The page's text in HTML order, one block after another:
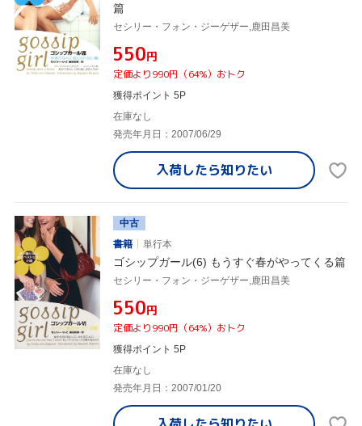
篇
セシリー・フォン・ジーゲザー,鹿田昌美
¥550円
定価より990円（64%）おトク
獲得ポイント 5P
在庫なし
発売年月日：2007/06/29
入荷したら知りたい
中古
書籍
単行本
ゴシップガール(6) もうすぐ春がやってくる篇
セシリー・フォン・ジーゲザー,鹿田昌美
¥550円
定価より990円（64%）おトク
獲得ポイント 5P
在庫なし
発売年月日：2007/01/20